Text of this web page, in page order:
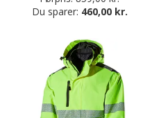
Du sparer: 460,00 kr.